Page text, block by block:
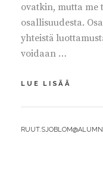
ovatkin, mutta me
osallisuudesta.
yhteistä
voidaan …
LUE LISÄÄ
BY